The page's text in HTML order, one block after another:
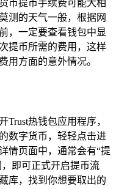
币提币手续费可能大相
测的天气一般，根据网
，一定要查看钱包中显
提币所需的费用，这样
用方面的意外情况。
Trust热钱包应用程序，
数字货币，轻轻点击进
情页面中，通常会有“提
即可正式开启提币流
库，找到你想要取出的